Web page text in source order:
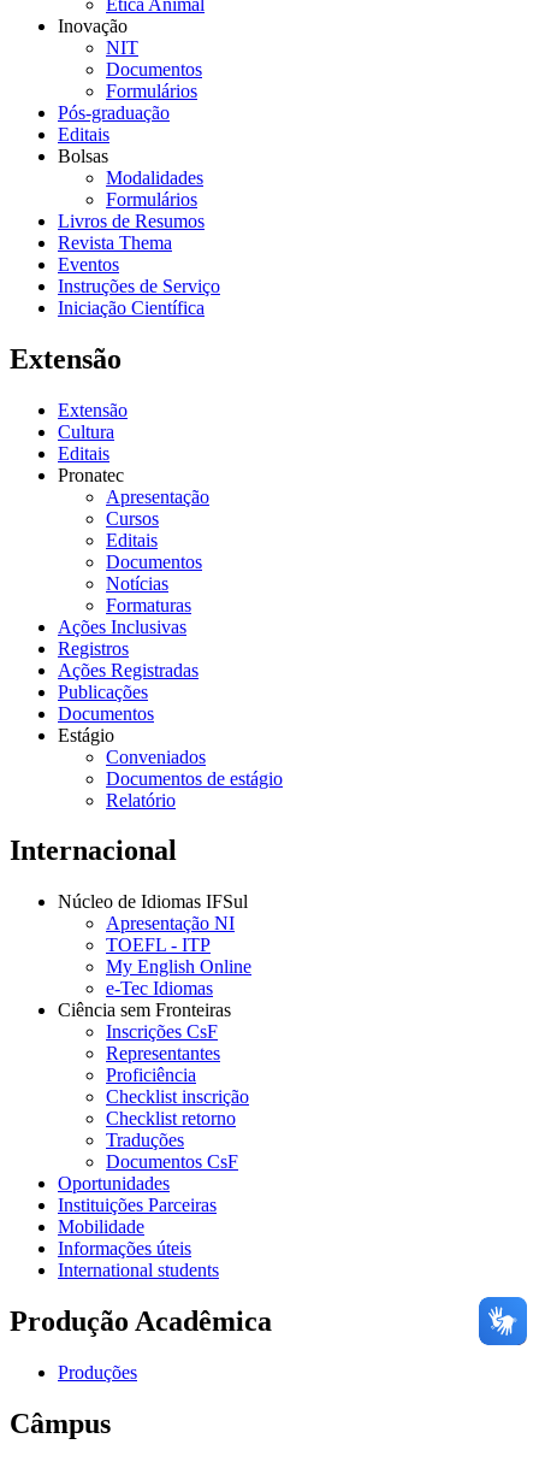
Inovação
NIT
Documentos
Formulários
Pós-graduação
Editais
Bolsas
Modalidades
Formulários
Livros de Resumos
Revista Thema
Eventos
Instruções de Serviço
Iniciação Científica
Extensão
Extensão
Cultura
Editais
Pronatec
Apresentação
Cursos
Editais
Documentos
Notícias
Formaturas
Ações Inclusivas
Registros
Ações Registradas
Publicações
Documentos
Estágio
Conveniados
Documentos de estágio
Relatório
Internacional
Núcleo de Idiomas IFSul
Apresentação NI
TOEFL - ITP
My English Online
e-Tec Idiomas
Ciência sem Fronteiras
Inscrições CsF
Representantes
Proficiência
Checklist inscrição
Checklist retorno
Traduções
Documentos CsF
Oportunidades
Instituições Parceiras
Mobilidade
Informações úteis
International students
Produção Acadêmica
Produções
Câmpus